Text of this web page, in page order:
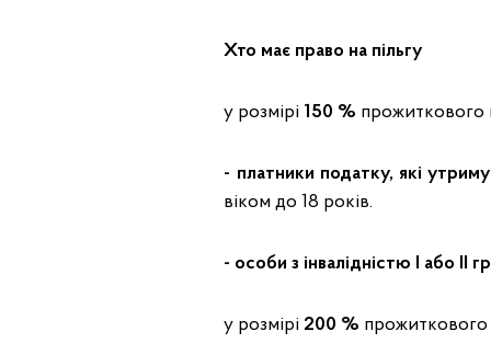
Хто має право на пільгу
у розмірі 150 % прожиткового
- платники податку, які
віком до 18 років.
- особи з інвалідністю I або II
у розмірі 200 % прожиткового